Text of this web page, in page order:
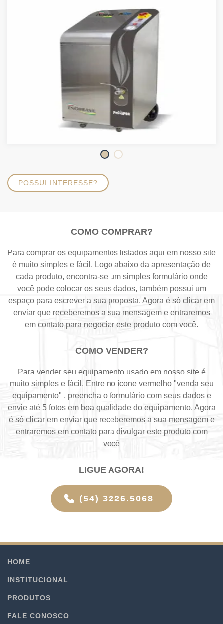
POSSUI INTERESSE?
COMO COMPRAR?
Para comprar os equipamentos listados aqui em nosso site
é muito simples e fácil. Logo abaixo da apresentação de
cada produto, encontra-se um simples formulário onde
você pode colocar os seus dados, também possui um
espaço para escrever a sua proposta. Agora é só clicar em
enviar que receberemos a sua mensagem e entraremos
em contato para negociar este produto com você.
COMO VENDER?
Para vender seu equipamento usado em nosso site é
muito simples e fácil. Entre no ícone vermelho "venda seu
equipamento" , preencha o formulário com seus dados e
envie até 5 fotos em boa qualidade do equipamento. Agora
é só clicar em enviar que receberemos a sua mensagem e
entraremos em contato para divulgar este produto com
você
LIGUE AGORA!
(54) 3226.5068
HOME
INSTITUCIONAL
PRODUTOS
FALE CONOSCO